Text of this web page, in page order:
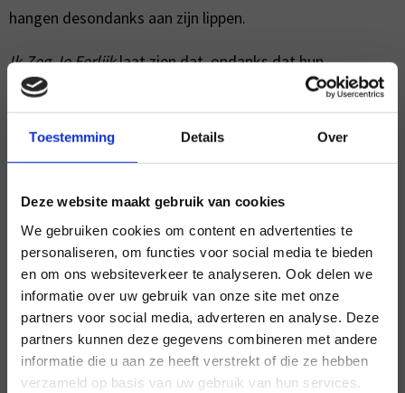
Toestemming Details Over
Deze website maakt gebruik van cookies
We gebruiken cookies om content en advertenties te
personaliseren, om functies voor social media te bieden
en om ons websiteverkeer te analyseren. Ook delen we
informatie over uw gebruik van onze site met onze
partners voor social media, adverteren en analyse. Deze
partners kunnen deze gegevens combineren met andere
informatie die u aan ze heeft verstrekt of die ze hebben
verzameld op basis van uw gebruik van hun services.
hangen desondanks aan zijn lippen.
Ik Zeg Je Eerlijklaat zien dat, ondanks dat hun
denkbeelden ver uit elkaar liggen, zijn leerlingen toch
geneigd zijn om met Peter in gesprek te gaan. Peter
veroordeelt de mening van zijn leerlingen vervolgens niet
deze film wil ik het belang onderstrepen dat, ondanks
alle tegenstellingen die er zijn, er vaak toch een dialoog
mogelijk is en dat het hierbij gaat om de manier waarop
je die met elkaar aangaat.”
Eva Nijsten
×